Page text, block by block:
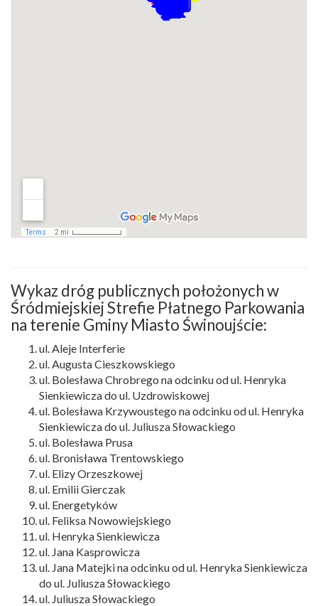
Wykaz dróg publicznych położonych w
Śródmiejskiej Strefie Płatnego Parkowania
na terenie Gminy Miasto Świnoujście:
ul. Aleje Interferie
ul. Augusta Cieszkowskiego
ul. Bolesława Chrobrego na odcinku od ul. Henryka
Sienkiewicza do ul. Uzdrowiskowej
ul. Bolesława Krzywoustego na odcinku od ul. Henryka
Sienkiewicza do ul. Juliusza Słowackiego
ul. Bolesława Prusa
ul. Bronisława Trentowskiego
ul. Elizy Orzeszkowej
ul. Emilii Gierczak
ul. Energetyków
ul. Feliksa Nowowiejskiego
ul. Henryka Sienkiewicza
ul. Jana Kasprowicza
ul. Jana Matejki na odcinku od ul. Henryka Sienkiewicza
do ul. Juliusza Słowackiego
ul. Juliusza Słowackiego